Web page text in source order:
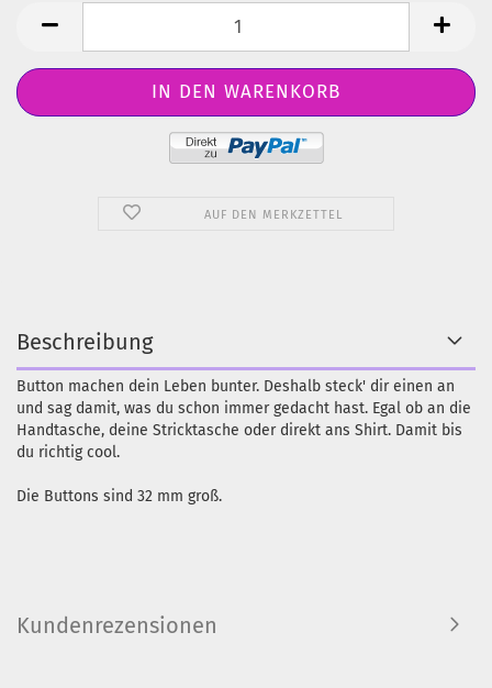
AUF DEN MERKZETTEL
Beschreibung
Button machen dein Leben bunter. Deshalb steck' dir einen an
und sag damit, was du schon immer gedacht hast. Egal ob an die
Handtasche, deine Stricktasche oder direkt ans Shirt. Damit bis
du richtig cool.
Die Buttons sind 32 mm groß.
Kundenrezensionen